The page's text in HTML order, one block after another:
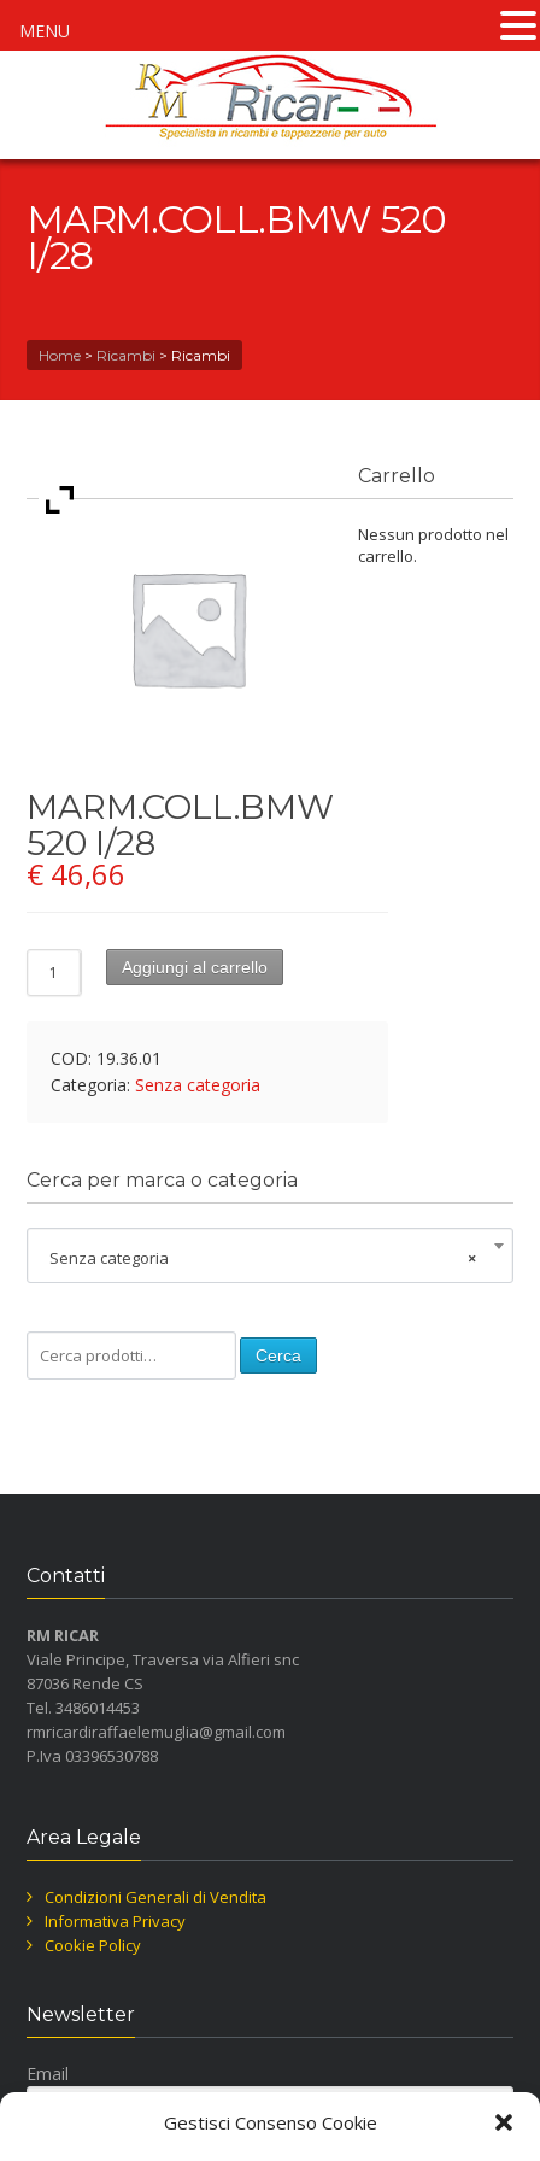
Gestisci Consenso Cookie
MARM.COLL.BMW 520
I/28
Home > Ricambi > Ricambi
MARM.COLL.BMW
520 I/28
€ 46,66
Aggiungi al carrello
COD: 19.36.01
Categoria:Senza categoria
Carrello
Nessun prodotto nel
carrello.
Cerca per marca o categoria
×
Senza categoria
Cerca
Contatti
RM RICAR
Viale Principe, Traversa via Alfieri snc
87036 Rende CS
Tel. 3486014453
rmricardiraffaelemuglia@gmail.com
P.Iva 03396530788
Area Legale
Condizioni Generali di Vendita
Informativa Privacy
Cookie Policy
Newsletter
Email
MENU